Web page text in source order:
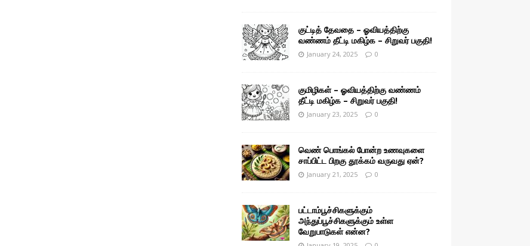
குட்டித் தேவதை – ஓவியத்திற்கு
வண்ணம் தீட்டி மகிழ்க – சிறுவர் பகுதி!
January 24, 2025 0
குமிழிகள் – ஓவியத்திற்கு வண்ணம்
தீட்டி மகிழ்க – சிறுவர் பகுதி!
January 23, 2025 0
வெண் பொங்கல் போன்ற உணவுகளை
சாப்பிட்ட பிறகு தூக்கம் வருவது ஏன்?
January 21, 2025 0
பட்டாம்பூச்சிகளுக்கும்
அந்துப்பூச்சிகளுக்கும் உள்ள
வேறுபாடுகள் என்ன?